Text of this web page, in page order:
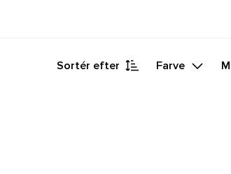
Sortér efter Farve